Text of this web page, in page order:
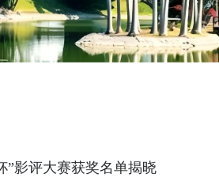
”影评大赛获奖名单揭晓